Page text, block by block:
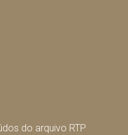
do arquivo RTP